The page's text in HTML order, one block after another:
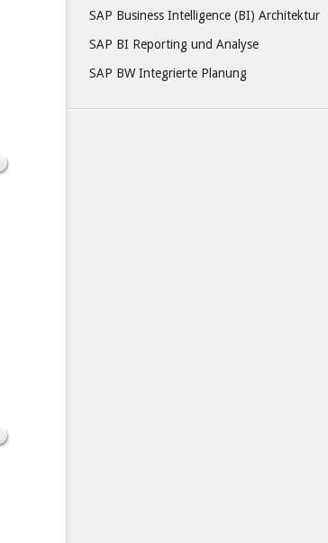
SAP Business Intelligence (BI) Architektur
SAP BI Reporting und Analyse
SAP BW Integrierte Planung